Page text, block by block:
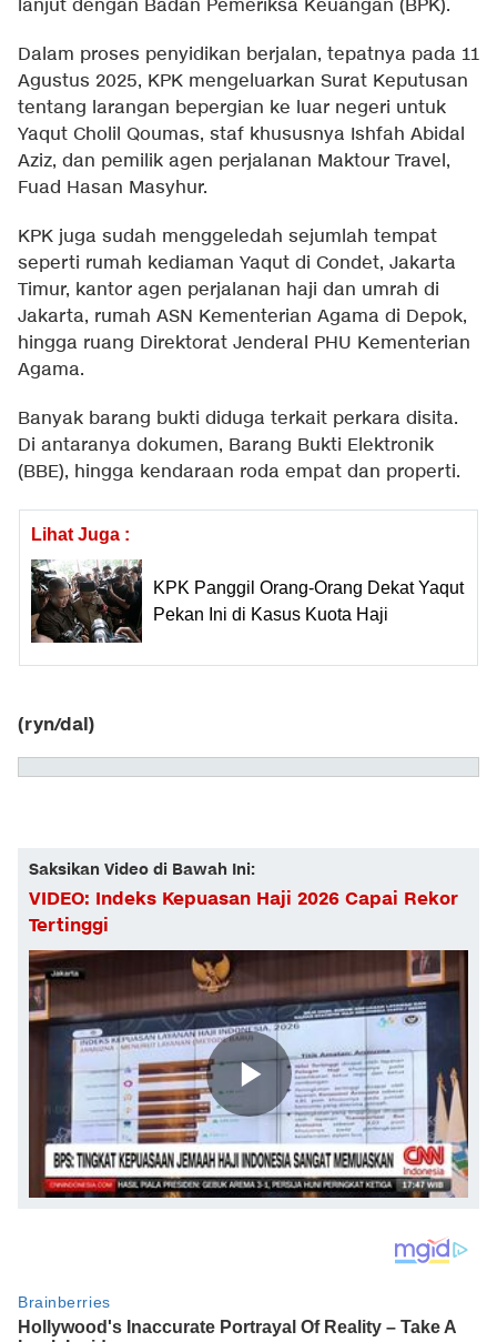
lanjut dengan Badan Pemeriksa Keuangan (BPK).
Dalam proses penyidikan berjalan, tepatnya pada 11
Agustus 2025, KPK mengeluarkan Surat Keputusan
tentang larangan bepergian ke luar negeri untuk
Yaqut Cholil Qoumas, staf khususnya Ishfah Abidal
Aziz, dan pemilik agen perjalanan Maktour Travel,
Fuad Hasan Masyhur.
KPK juga sudah menggeledah sejumlah tempat
seperti rumah kediaman Yaqut di Condet, Jakarta
Timur, kantor agen perjalanan haji dan umrah di
Jakarta, rumah ASN Kementerian Agama di Depok,
hingga ruang Direktorat Jenderal PHU Kementerian
Agama.
Banyak barang bukti diduga terkait perkara disita.
Di antaranya dokumen, Barang Bukti Elektronik
(BBE), hingga kendaraan roda empat dan properti.
Lihat Juga :
KPK Panggil Orang-Orang Dekat Yaqut
Pekan Ini di Kasus Kuota Haji
(ryn/dal)
Saksikan Video di Bawah Ini:
VIDEO: Indeks Kepuasan Haji 2026 Capai Rekor
Tertinggi